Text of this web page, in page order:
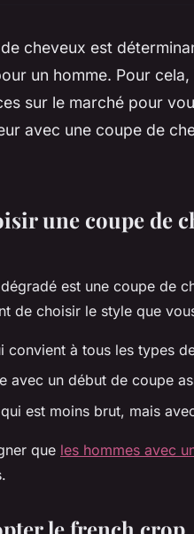
cheveux est
un homme. Pour
sur le marché pour
avec une coupe de
une coupe de
est une coupe de
de choisir le style que
convient à tous les types
avec un début de coupe
est moins brut, mais
que les hommes avec
le french crop